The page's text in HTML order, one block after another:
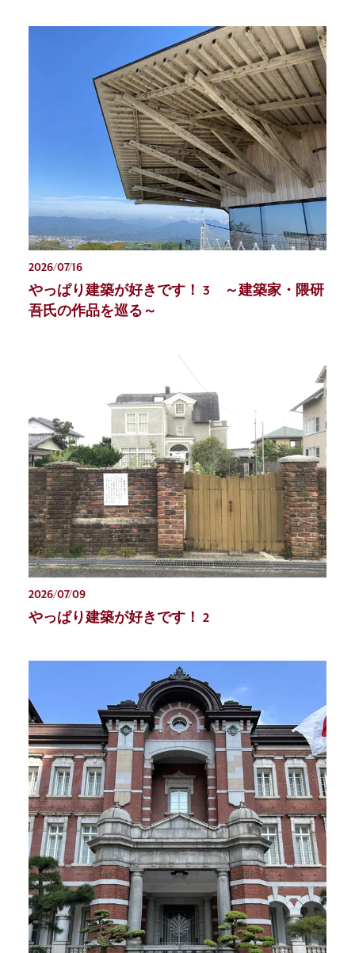
2026/07/16
やっぱり建築が好きです！ 3 ～建築家・隈研
吾氏の作品を巡る～
2026/07/09
やっぱり建築が好きです！ 2